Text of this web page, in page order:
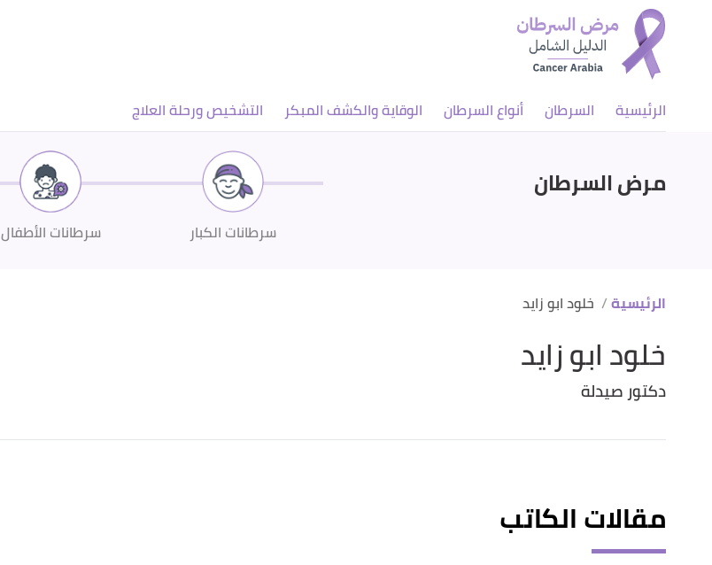
الرئيسية السرطان أنواع السرطان الوقاية والكشف المبكر التشخيص ورحلة العلاج
مرض السرطان
سرطانات الكبار سرطانات الأطفال
الرئيسية خلود ابو زايد
خلود ابو زايد
دكتور صيدلة
مقالات الكاتب